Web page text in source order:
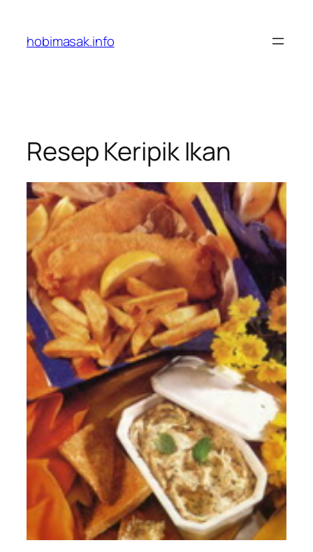
content
hobimasak.info
Resep Keripik Ikan